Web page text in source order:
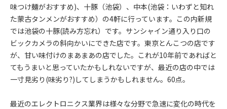
味つけ麺がおすすめ)、十豚（池袋）、中本(池袋：いわずと知れ
た蒙古タンメンがおすすめ）の4軒に行っています。この内新規
では池袋の十豚(読み方忘れ）です。サンシャイン通り入り口の
ビックカメラの斜向かいにできた店です。東京とんこつの店です
が、甘い味付けのまあまあの店でした。これが10年前であればと
てもうまいと思っていたかもしれないですが、最近の店の中では
一寸見劣り(味劣り?)してしまうかもしれません。60点。
最近のエレクトロニクス業界は様々な分野で急速に変化の時代を